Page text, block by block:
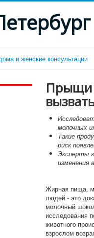
и женские консультации
Прыщи
молочных
Такие
риск
Эксперты
изменения
Жирная пища,
людей - это
молочный
исследования
животного
взрослом